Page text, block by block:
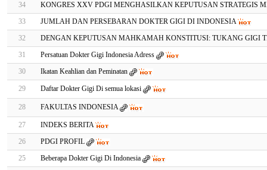
34
KONGRES XXV PDGI MENGHASILKAN KEPUTUSAN STRATEGIS
33
JUMLAH DAN PERSEBARAN DOKTER GIGI DI INDONESIA
32
DENGAN KEPUTUSAN MAHKAMAH KONSTITUSI: TUKANG
31
Persatuan Dokter Gigi Indonesia Adress
30
Ikatan Keahlian dan Peminatan
29 Daftar Dokter Gigi Di semua lokasi
28 FAKULTAS INDONESIA
27
INDEKS BERITA
26
PDGI PROFIL
25
Beberapa Dokter Gigi Di Indonesia